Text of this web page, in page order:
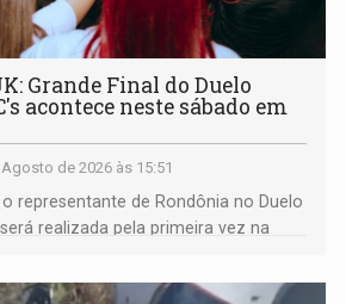
Grande Final do Duelo
acontece neste sábado em
de 2026 às 15:51
representante de Rondônia no Duelo
realizada pela primeira vez na